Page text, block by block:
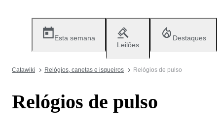
Esta semana
Leilões
Destaques
Catawiki Relógios, canetas e isqueiros Relógios de pulso
Relógios de pulso